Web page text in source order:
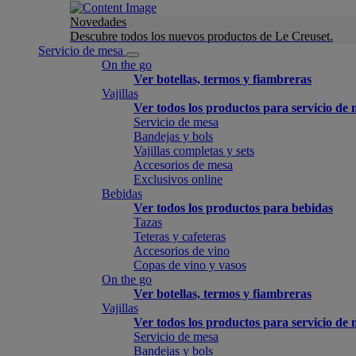
Novedades
Descubre todos los nuevos productos de Le Creuset.
Servicio de mesa
On the go
Ver botellas, termos y fiambreras
Vajillas
Ver todos los productos para servicio de
Servicio de mesa
Bandejas y bols
Vajillas completas y sets
Accesorios de mesa
Exclusivos online
Bebidas
Ver todos los productos para bebidas
Tazas
Teteras y cafeteras
Accesorios de vino
Copas de vino y vasos
On the go
Ver botellas, termos y fiambreras
Vajillas
Ver todos los productos para servicio de
Servicio de mesa
Bandejas y bols